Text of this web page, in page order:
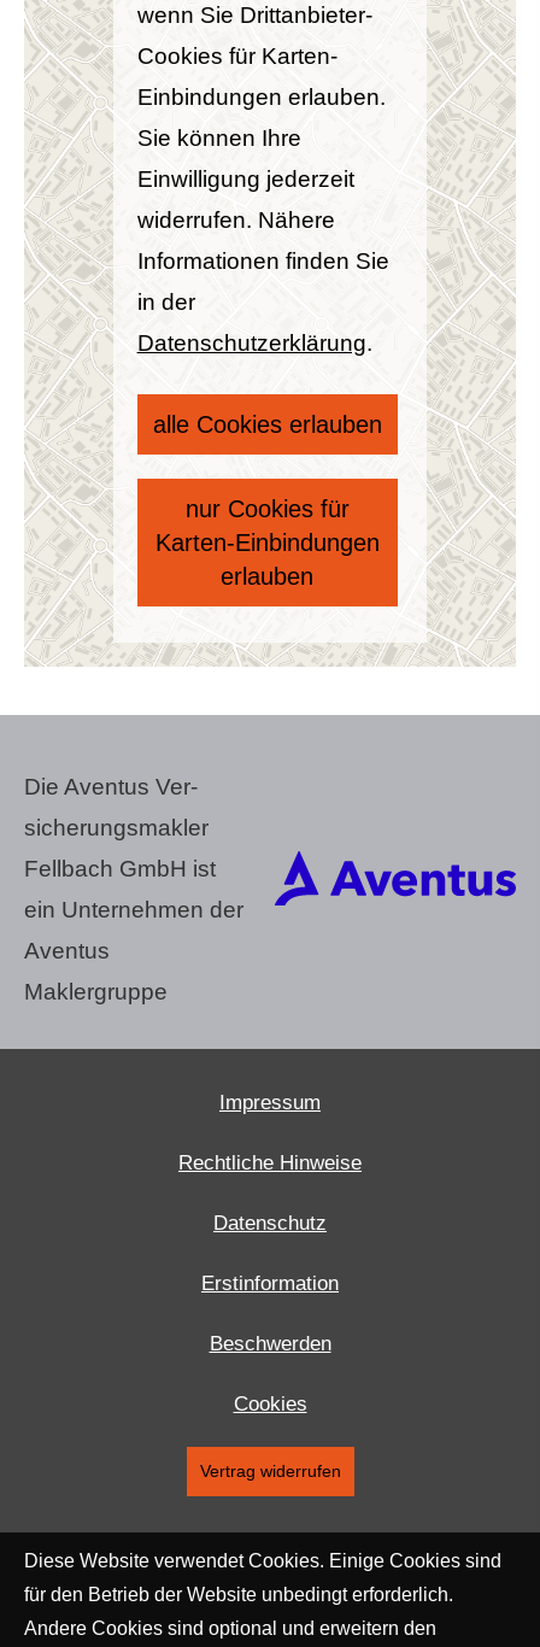
wenn Sie Drittanbieter-
Cookies für Karten-
Einbindungen erlauben.
Sie können Ihre
Einwilligung jederzeit
widerrufen. Nähere
Informationen finden Sie
in der
Datenschutzerklärung.
alle Cookies erlauben
nur Cookies für
Karten-Einbindungen
erlauben
Die Aventus Ver­
sicherungs­makler
Fellbach GmbH ist
ein Unternehmen der
Aventus
Maklergruppe
Impressum
Rechtliche Hinweise
Datenschutz
Erstinformation
Beschwerden
Cookies
Vertrag widerrufen
Diese Website verwendet Cookies. Einige Cookies sind
für den Betrieb der Website unbedingt erforderlich.
Andere Cookies sind optional und erweitern den